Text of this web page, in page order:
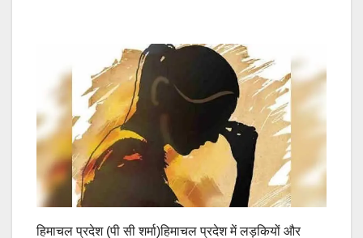
हिमाचल प्रदेश (पी सी शर्मा)हिमाचल प्रदेश में लड़कियों और